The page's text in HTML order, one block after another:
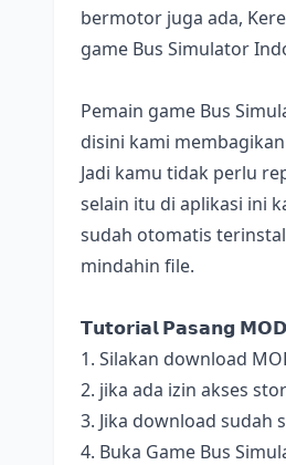
bermotor juga ada,
game Bus Simulator
Pemain game Bus
disini kami
Jadi kamu tidak perlu
selain itu di aplikasi ini
sudah otomatis
mindahin file.
𝗧𝘂𝘁𝗼𝗿𝗶𝗮𝗹 𝗣𝗮𝘀𝗮𝗻𝗴 𝗠𝗢𝗗
1. Silakan download
2. jika ada izin akses
3. Jika download sudah
4. Buka Game Bus